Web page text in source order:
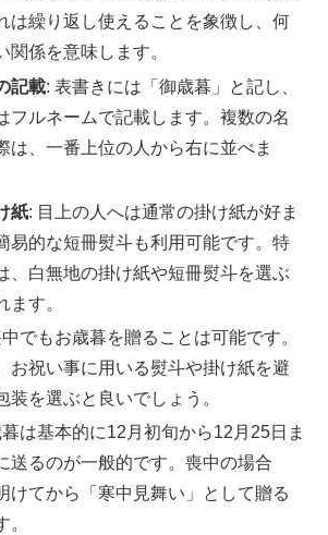
は繰り返し使えることを象徴し、何
関係を意味します。
記載: 表書きには「御歳暮」と記し、
フルネームで記載します。複数の名
は、一番上位の人から右に並べま
紙: 目上の人へは通常の掛け紙が好ま
易的な短冊熨斗も利用可能です。特
、白無地の掛け紙や短冊熨斗を選ぶ
ます。
中でもお歳暮を贈ることは可能です。
お祝い事に用いる熨斗や掛け紙を避
装を選ぶと良いでしょう。
は基本的に12月初旬から12月25日ま
送るのが一般的です。喪中の場合
けてから「寒中見舞い」として贈る
。